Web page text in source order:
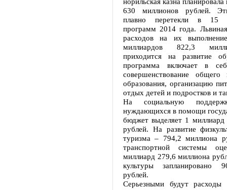
630 миллионов рублей.
плавно перетекли в 15
программ 2014 года.
расходов на их
миллиардов 822,3
приходится на развитие
программа включает в
совершенствование
образования, организацию
отдых детей и подростков и
На социальную
нуждающихся в помощи
бюджет выделяет 1
рублей. На развитие
туризма – 794,2 миллиона
транспортной системы
миллиард 279,6 миллиона
культуры запланировано
рублей.
Серьезными будут расходы